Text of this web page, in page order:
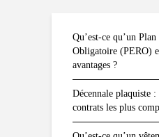
Qu’est-ce qu’un
Obligatoire (PERO)
avantages ?
Décennale plaquiste :
contrats les plus